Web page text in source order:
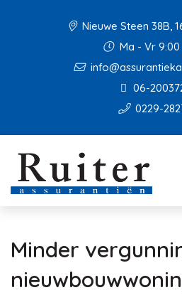
Nieuwe Steen 38B,
Ma - Vr 9:00
06-
0229-
Minder